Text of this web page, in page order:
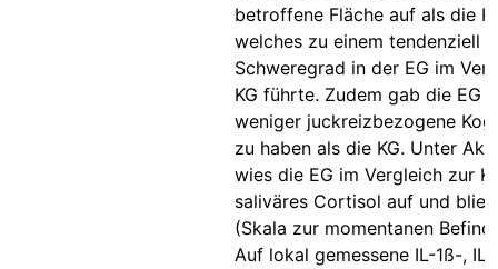
betroffene Fläche auf als die
welches zu einem tendenziell
Schweregrad in der EG im
KG führte. Zudem gab die EG
weniger juckreizbezogene
zu haben als die KG. Unter
wies die EG im Vergleich zur
saliväres Cortisol auf und
(Skala zur momentanen
Auf lokal gemessene IL-1ß-,